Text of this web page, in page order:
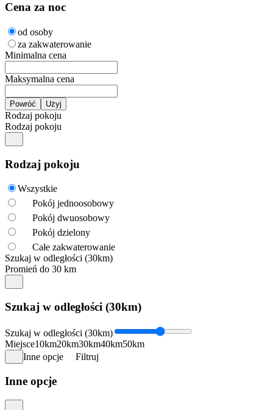
Cena za noc
od osoby
za zakwaterowanie
Minimalna cena
Maksymalna cena
Rodzaj pokoju
Rodzaj pokoju
Rodzaj pokoju
Wszystkie
Pokój jednoosobowy
Pokój dwuosobowy
Pokój dzielony
Całe zakwaterowanie
Szukaj w odległości (30km)
Promień do 30 km
Szukaj w odległości (30km)
Szukaj w odległości (30km)
Miejsce10km20km30km40km50km
Inne opcje
Filtruj
Inne opcje